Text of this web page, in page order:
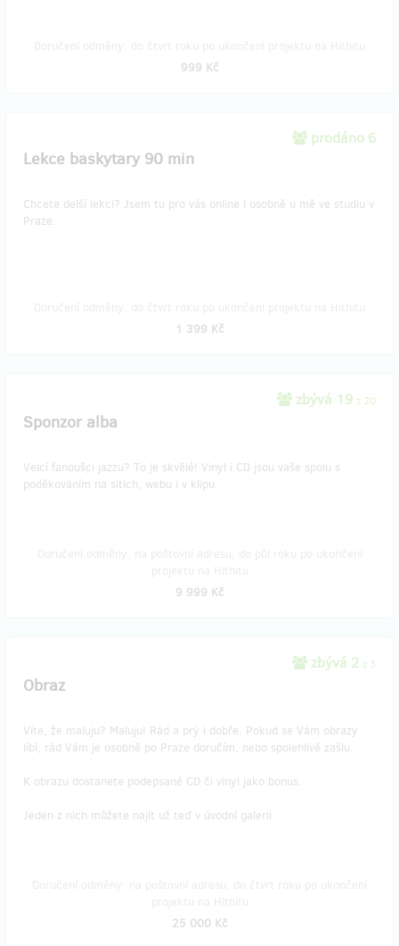
999 Kč
prodáno 6
Lekce baskytary 90 min
Chcete delší lekci? Jsem tu pro vás online i osobně u mě ve studiu v
Praze.
1 399 Kč
zbývá 19 z 20
Sponzor alba
Velcí fanoušci jazzu? To je skvělé! Vinyl i CD jsou vaše spolu s
poděkováním na sítích, webu i v klipu.
9 999 Kč
zbývá 2 z 3
Obraz
Víte, že maluju? Maluju! Rád a prý i dobře. Pokud se Vám obrazy
líbí, rád Vám je osobně po Praze doručím, nebo spolehlivě zašlu.
K obrazu dostanete podepsané CD či vinyl jako bonus.
Jeden z nich můžete najít už teď v úvodní galerii
25 000 Kč